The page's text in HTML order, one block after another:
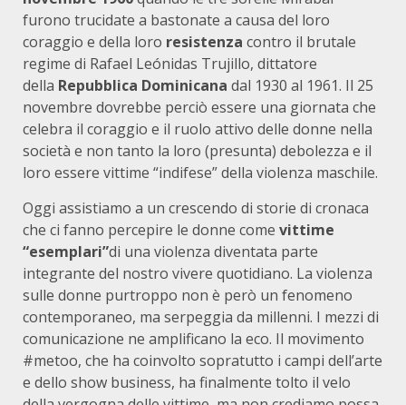
furono trucidate a bastonate a causa del loro
coraggio e della loro resistenza contro il brutale
regime di Rafael Leónidas Trujillo, dittatore
della Repubblica Dominicana dal 1930 al 1961. Il 25
novembre dovrebbe perciò essere una giornata che
celebra il coraggio e il ruolo attivo delle donne nella
società e non tanto la loro (presunta) debolezza e il
loro essere vittime “indifese” della violenza maschile.
Oggi assistiamo a un crescendo di storie di cronaca
che ci fanno percepire le donne come vittime
“esemplari”di una violenza diventata parte
integrante del nostro vivere quotidiano. La violenza
sulle donne purtroppo non è però un fenomeno
contemporaneo, ma serpeggia da millenni. I mezzi di
comunicazione ne amplificano la eco. Il movimento
#metoo, che ha coinvolto sopratutto i campi dell’arte
e dello show business, ha finalmente tolto il velo